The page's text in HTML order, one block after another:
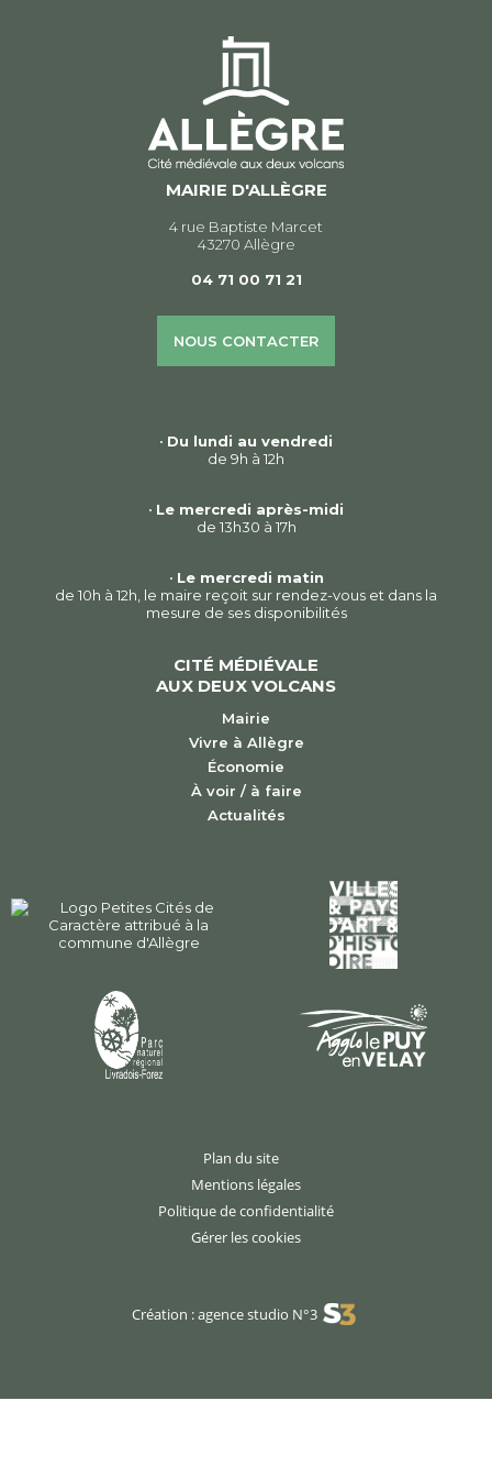
MAIRIE D'ALLÈGRE
4 rue Baptiste Marcet
43270 Allègre
04 71 00 71 21
NOUS CONTACTER
• Du lundi au vendredi
de 9h à 12h
• Le mercredi après-midi
de 13h30 à 17h
• Le mercredi matin
de 10h à 12h, le maire reçoit sur rendez-vous et dans la
mesure de ses disponibilités
CITÉ MÉDIÉVALE
AUX DEUX VOLCANS
Mairie
Vivre à Allègre
Économie
À voir / à faire
Actualités
Plan du site
Mentions légales
Politique de confidentialité
Gérer les cookies
Création : agence studio N°3